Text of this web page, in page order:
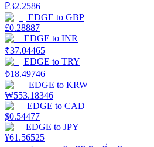
การปักหลัก
ผลตอบแทนสูงและเข้าถึงได้ทันที
₽32.2586
EDGE to GBP
£0.28887
EDGE to INR
₹37.04465
EDGE to TRY
₺18.49746
EDGE to KRW
₩553.18346
EDGE to CAD
$0.54477
EDGE to JPY
¥61.56525